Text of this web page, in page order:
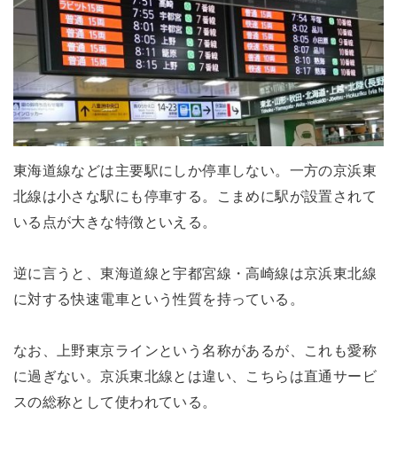
東海道線などは主要駅にしか停車しない。一方の京浜東
北線は小さな駅にも停車する。こまめに駅が設置されて
いる点が大きな特徴といえる。
逆に言うと、東海道線と宇都宮線・高崎線は京浜東北線
に対する快速電車という性質を持っている。
なお、上野東京ラインという名称があるが、これも愛称
に過ぎない。京浜東北線とは違い、こちらは直通サービ
スの総称として使われている。